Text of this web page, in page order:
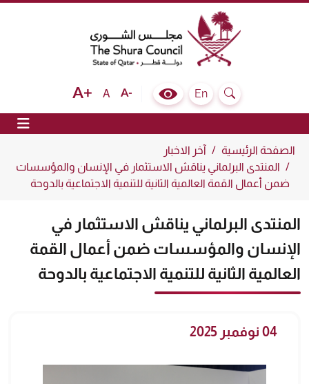
The Shura Council State of Qatar
Search
En
Colour Contrast Selector
Text size bigger
AText size normal
Text size smaller
الصفحة الرئيسية
آخر الاخبار
المنتدى البرلماني يناقش الاستثمار في الإنسان والمؤسسات
ضمن أعمال القمة العالمية الثانية للتنمية الاجتماعية بالدوحة
المنتدى البرلماني يناقش الاستثمار في
الإنسان والمؤسسات ضمن أعمال القمة
العالمية الثانية للتنمية الاجتماعية بالدوحة
04 نوفمبر 2025